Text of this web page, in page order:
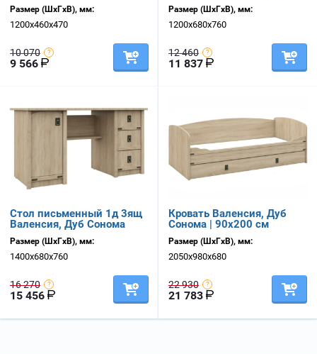
Размер (ШхГхВ), мм:
1200х460х470
10 070
9 566
Размер (ШхГхВ), мм:
1200х680х760
12 460
11 837
Стол письменный 1д 3ящ
Валенсия, Дуб Сонома
Размер (ШхГхВ), мм:
1400х680х760
16 270
15 456
Кровать Валенсия, Дуб
Сонома | 90х200 см
Размер (ШхГхВ), мм:
2050х980х680
22 930
21 783